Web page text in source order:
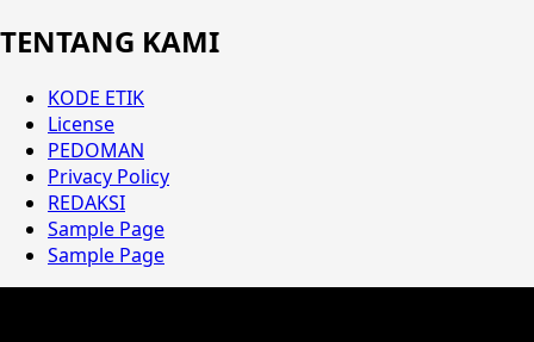
TENTANG KAMI
KODE ETIK
License
PEDOMAN
Privacy Policy
REDAKSI
Sample Page
Sample Page